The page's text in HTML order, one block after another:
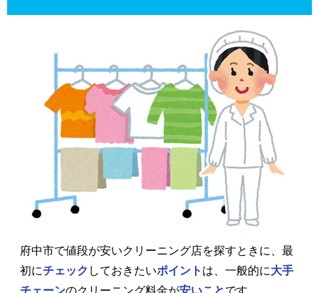
府中市で値段が安いクリーニング店を探すときに、最
初にチェック しておきたいポイント は、一般的に大手
チェーンのクリーニング料金が安いことです。